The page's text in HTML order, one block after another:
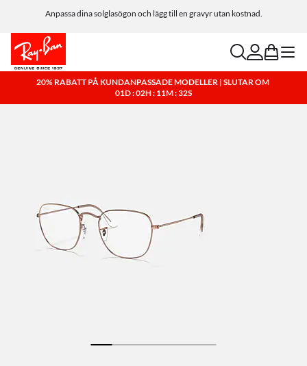
Anpassa dina solglasögon och lägg till en gravyr utan kostnad.
searchaccount
bag menu
20% RABATT PÅ KUNDANPASSADE MODELLER | SLUTAR OM
01D : 02H : 11M : 31S